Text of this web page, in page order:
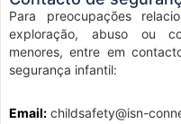
Para preocupações
exploração, abuso ou
menores, entre em
segurança infantil:
Email: childsafety@isn-